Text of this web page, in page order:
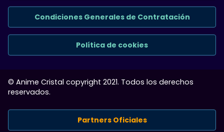
Condiciones Generales de Contratación
Política de cookies
© Anime Cristal copyright 2021. Todos los derechos
reservados.
Partners Oficiales